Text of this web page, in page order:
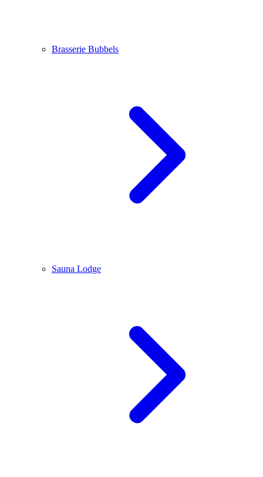
Brasserie Bubbels
Sauna Lodge